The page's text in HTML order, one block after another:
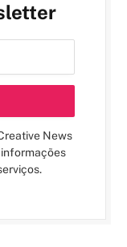
News